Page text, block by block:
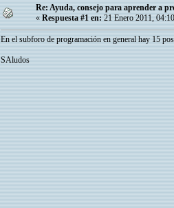
Re: Ayuda, consejo para aprender a
« Respuesta #1 en: 21 Enero 2011,
En el subforo de programación en general hay 15
SAludos